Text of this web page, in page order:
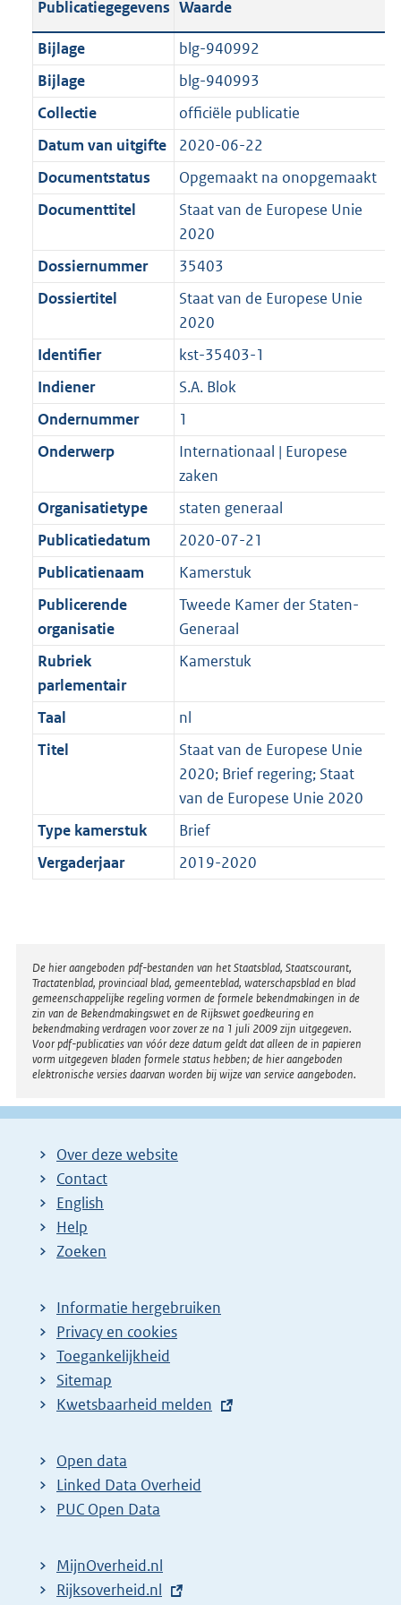
i
e
i
n
f
r
m
a
3
K
b
t
i
e
i
n
o
r
a
K
b
a
t
i
e
i
f
o
m
t
2
K
b
c
a
t
i
e
n
f
r
a
t
:
5
K
b
a
n
d
s
g
r
o
o
t
e
:
2
b
a
n
d
s
g
r
o
o
t
e
:
K
b
Publicatiegegevens Waarde
Bijlage
blg-940992
Bijlage
blg-940993
Collectie
officiële publicatie
Datum van uitgifte
2020-06-22
Documentstatus
Opgemaakt na onopgemaakt
Documenttitel
Staat van de Europese Unie
2020
Dossiernummer
35403
Dossiertitel
Staat van de Europese Unie
2020
Identifier
kst-35403-1
Indiener
S.A. Blok
Ondernummer
1
Onderwerp
Internationaal | Europese
zaken
Organisatietype
staten generaal
Publicatiedatum
2020-07-21
Publicatienaam
Kamerstuk
Publicerende
organisatie
Tweede Kamer der Staten-
Generaal
Rubriek
parlementair
Kamerstuk
Taal
nl
Titel
Staat van de Europese Unie
2020; Brief regering; Staat
van de Europese Unie 2020
Type kamerstuk
Brief
Vergaderjaar
2019-2020
Disclaimer
De hier aangeboden pdf-bestanden van het Staatsblad, Staatscourant,
Tractatenblad, provinciaal blad, gemeenteblad, waterschapsblad en blad
gemeenschappelijke regeling vormen de formele bekendmakingen in de
zin van de Bekendmakingswet en de Rijkswet goedkeuring en
bekendmaking verdragen voor zover ze na 1 juli 2009 zijn uitgegeven.
Voor pdf-publicaties van vóór deze datum geldt dat alleen de in papieren
vorm uitgegeven bladen formele status hebben; de hier aangeboden
elektronische versies daarvan worden bij wijze van service aangeboden.
Over deze website
Contact
English
Help
Zoeken
Informatie hergebruiken
Privacy en cookies
Toegankelijkheid
Sitemap
E
t
e
r
l
i
Kwetsbaarheid melden
Open data
Linked Data Overheid
PUC Open Data
MijnOverheid.nl
E
Rijksoverheid.nl